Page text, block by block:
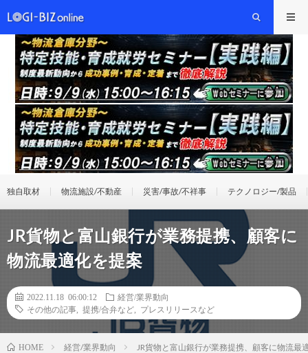
独自取材 物流施設/不動産 災害/事故/不祥事 テクノロジー/製品
JR貨物と富山銀行が業務提携、顧客に
物流最適化を提案
2022.11.18 06:00:12
経営/業界動向
その他の記事
提携/合弁など プレスリリースなど
HOME 経営/業界動向 JR貨物と富山銀行が業務提携、顧客に物流最